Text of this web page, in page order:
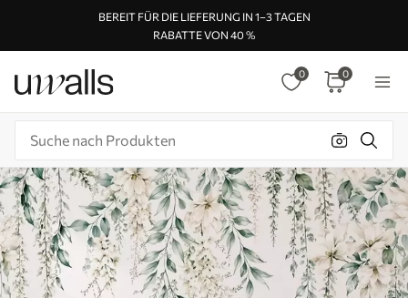
BEREIT FÜR DIE LIEFERUNG IN 1–3 TAGEN
RABATTE VON 40 %
0 0